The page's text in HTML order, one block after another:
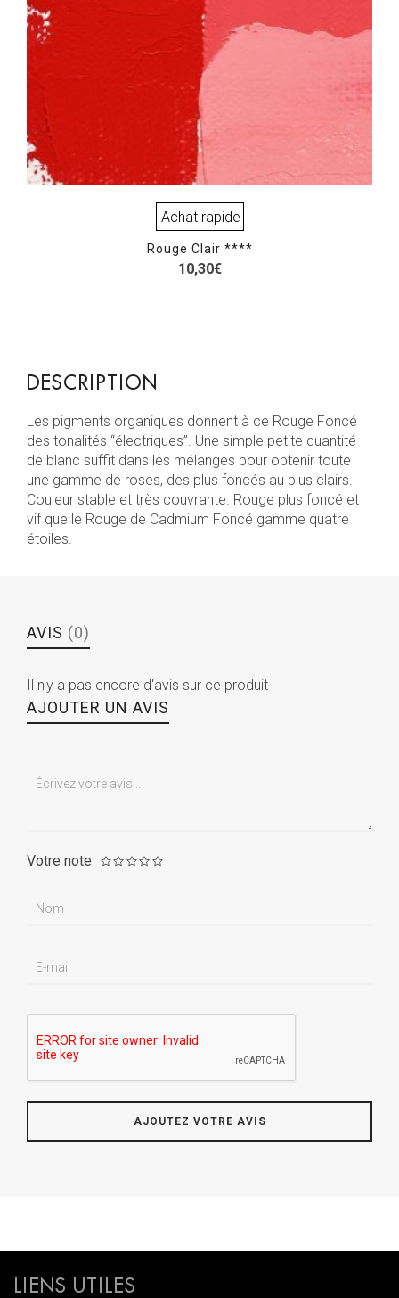
Achat rapide
Rouge Clair ****
10,30€
DESCRIPTION
Les pigments organiques donnent à ce Rouge Foncé
des tonalités “électriques”. Une simple petite quantité
de blanc suffit dans les mélanges pour obtenir toute
une gamme de roses, des plus foncés au plus clairs.
Couleur stable et très couvrante. Rouge plus foncé et
vif que le Rouge de Cadmium Foncé gamme quatre
étoiles.
AVIS (0)
Il n'y a pas encore d'avis sur ce produit
AJOUTER UN AVIS
Votre note
LIENS UTILES